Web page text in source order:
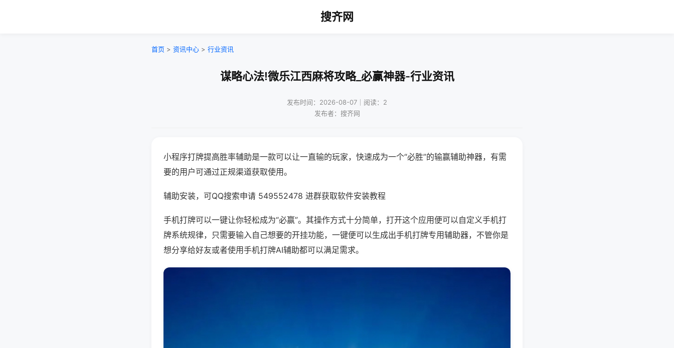
搜齐网
首页 > 资讯中心 > 行业资讯
谋略心法!微乐江西麻将攻略_必赢神器-行业资讯
发布时间：2026-08-07｜阅读：2
发布者：搜齐网
小程序打牌提高胜率辅助是一款可以让一直输的玩家，快速成为一个“必胜”的输赢辅助神器，有需
要的用户可通过正规渠道获取使用。
辅助安装，可QQ搜索申请 549552478 进群获取软件安装教程
手机打牌可以一键让你轻松成为“必赢”。其操作方式十分简单，打开这个应用便可以自定义手机打
牌系统规律，只需要输入自己想要的开挂功能，一键便可以生成出手机打牌专用辅助器，不管你是
想分享给好友或者使用手机打牌AI辅助都可以满足需求。